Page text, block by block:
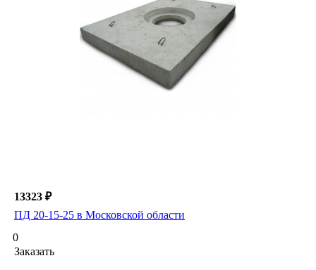
13323 ₽
ПД 20-15-25 в Московской области
0
Заказать